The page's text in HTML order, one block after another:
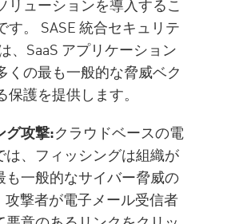
リューションを導入するこ
す。 SASE 統合セキュリテ
、SaaS アプリケーション
くの最も一般的な脅威ベク
保護を提供します。
グ攻撃:クラウドベースの電
は、フィッシングは組織が
も一般的なサイバー脅威の
攻撃者が電子メール受信者